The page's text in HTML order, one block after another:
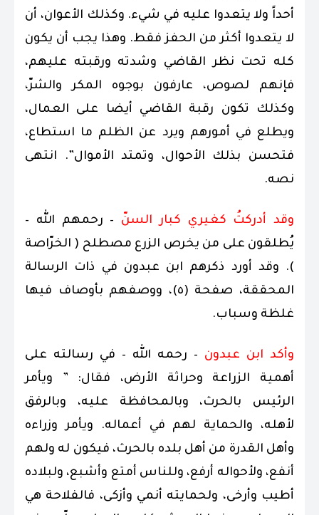
أحداً ولا يتعدوا عليه في شيء. وكذلك الأعوان، أن
لا يتعدوا أكثر من الحفز فقط. وهذا يجب أن يكون
كله تحت نظر القاضي وشدته ورقبته عليهم،
فإنهم لصوص، عارفون بوجوه المكر والشرّ،
وكذلك تكون رقبة القاضي أيضا على العمال،
ويطلع في أمورهم ويرد عن الظلم ما استطاع،
فتحسن بذلك الأحوال، وتمتد الأموال”. انتهى
نصه.
وقد أدركتُ كغيري كبار السنّ – رحمهم الله –
يُطلقون على من يخرص الزرع مصطلح ( الخرّاصة
). وقد أورد ذكرهم ابن عبدون في ذات الرسالة
المحققة، صفحة (٥)، ووصفهم بأوصاف فيها
غلظة وسباب.
وأكد ابن عبدون – رحمه الله – في رسالته على
أهمية الزراعة وحراثة الأرض، فقال: ” ويأمر
الرئيس بالحرث، وبالمحافظة عليه، وبالرفق
لأهله، والحماية لهم في أعماله. ويأمر وزراءه
وأهل القدرة من أهل بلده بالحرث، فيكون له ولهم
أنفع، ولأحواله أرفع، وللناس أمتع وأشبع، ولبلاده
أطيب وأرخى، ولحمايته أنمي وأزكى، فالفلاحة هي